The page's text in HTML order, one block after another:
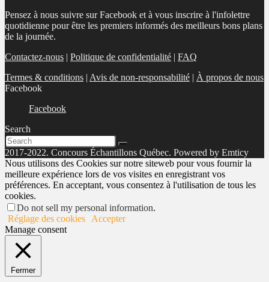
Pensez à nous suivre sur Facebook et à vous inscrire à l'infolettre
quotidienne pour être les premiers informés des meilleurs bons plans
de la journée.
Contactez-nous | Politique de confidentialité | FAQ
Termes & conditions | Avis de non-responsabilité | À propos de nous
Facebook
Facebook
Search
2017-2022. Concours Échantillons Québec. Powered by Emticy
Nous utilisons des Cookies sur notre siteweb pour vous fournir la
meilleure expérience lors de vos visites en enregistrant vos
préférences. En acceptant, vous consentez à l'utilisation de tous les
cookies.
Do not sell my personal information.
Réglage des cookies
Accepter
Manage consent
Fermer